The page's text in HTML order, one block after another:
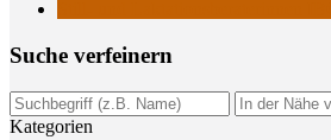
Suche ver­fei­nern
Kategorien